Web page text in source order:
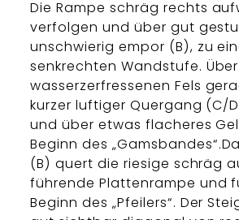
Die Rampe schräg rechts
verfolgen und über gut
unschwierig empor (B), zu
senkrechten Wandstufe.
wasserzerfressenen Fels
kurzer luftiger Quergang (C/
und über etwas flacheres
Beginn des
(B) quert die riesige schräg
führende Plattenrampe und
Beginn des „Pfeilers“. Der